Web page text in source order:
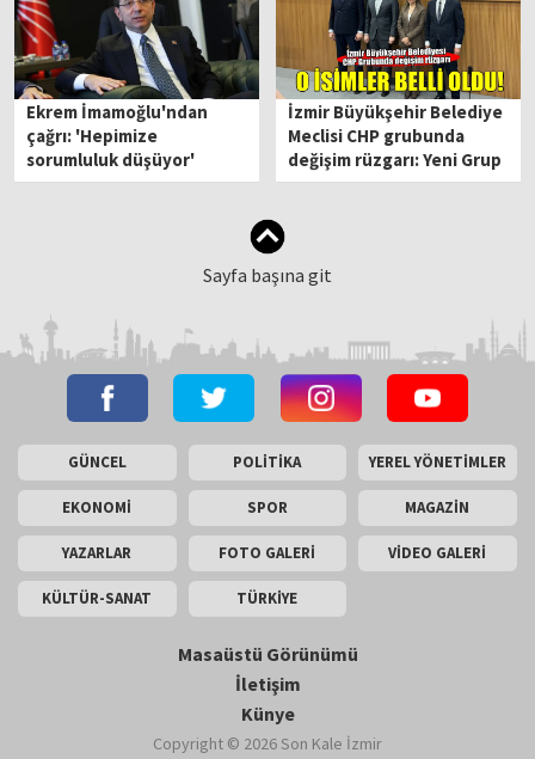
Ekrem İmamoğlu'ndan
çağrı: 'Hepimize
sorumluluk düşüyor'
İzmir Büyükşehir Belediye
Meclisi CHP grubunda
değişim rüzgarı: Yeni Grup
Başkan Vekili Özkan!
Sayfa başına git
GÜNCEL POLİTİKA YEREL YÖNETİMLER
EKONOMİ SPOR MAGAZİN
YAZARLAR FOTO GALERİ VİDEO GALERİ
KÜLTÜR-SANAT TÜRKİYE
Masaüstü Görünümü
İletişim
Künye
Copyright © 2026 Son Kale İzmir